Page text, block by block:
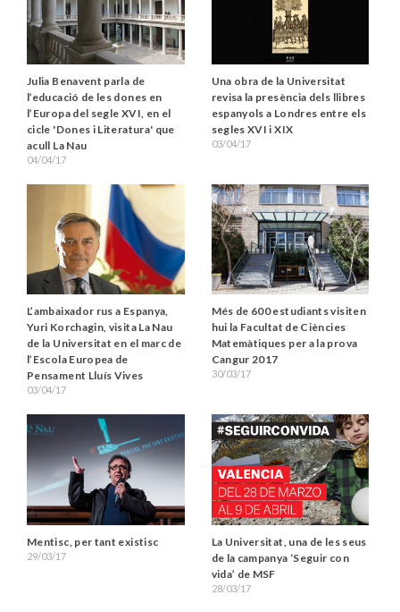
Julia Benavent parla de
l’educació de les dones en
l’Europa del segle XVI, en el
cicle 'Dones i Literatura' que
acull La Nau
04/04/17
Una obra de la Universitat
revisa la presència dels llibres
espanyols a Londres entre els
segles XVI i XIX
03/04/17
L’ambaixador rus a Espanya,
Yuri Korchagin, visita La Nau
de la Universitat en el marc de
l’Escola Europea de
Pensament Lluís Vives
03/04/17
Més de 600 estudiants visiten
hui la Facultat de Ciències
Matemàtiques per a la prova
Cangur 2017
30/03/17
Mentisc, per tant existisc
29/03/17
La Universitat, una de les seus
de la campanya ‘Seguir con
vida’ de MSF
28/03/17